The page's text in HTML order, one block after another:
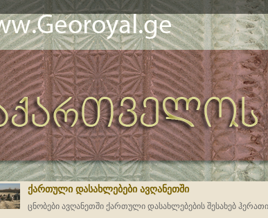
ქართული დასახლებები ავღანეთში
ცნობები ავღანეთში ქართული დასახლებების შესახებ